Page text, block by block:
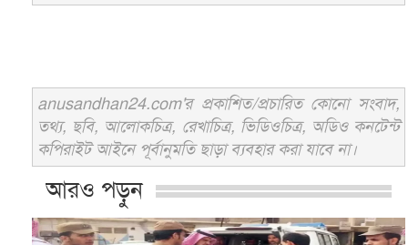
anusandhan24.com'র প্রকাশিত/প্রচারিত কোনো সংবাদ,
তথ্য, ছবি, আলোকচিত্র, রেখাচিত্র, ভিডিওচিত্র, অডিও কনটেন্ট
কপিরাইট আইনে পূর্বানুমতি ছাড়া ব্যবহার করা যাবে না।
আরও পড়ুন